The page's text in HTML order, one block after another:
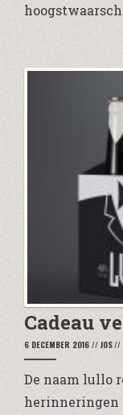
Cadeau
6 DECEMBER 2016 // JOS//
De naam lullo
herinneringen